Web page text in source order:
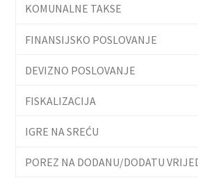
KOMUNALNE TAKSE
FINANSIJSKO POSLOVANJE
DEVIZNO POSLOVANJE
FISKALIZACIJA
IGRE NA SREĆU
POREZ NA DODANU/DODATU